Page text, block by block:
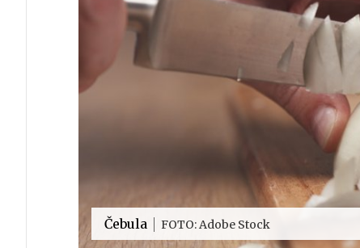
Čebula FOTO: Adobe Stock